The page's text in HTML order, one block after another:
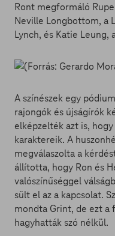
Ront megformáló
Neville Longbottom, a
Lynch, és Katie Leung,
A színészek egy
rajongók és újságírók
elképzelték azt is,
karaktereik. A
megválaszolta a
állította, hogy Ron és
valószínűséggel
sült el az a kapcsolat.
mondta Grint, de ezt
hagyhatták szó nélkül.